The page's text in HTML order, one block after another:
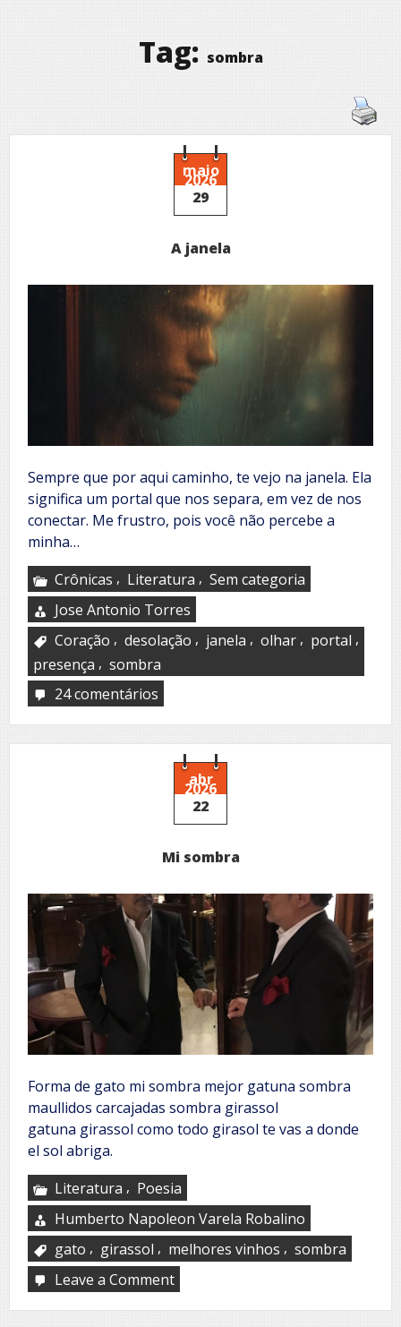
Tag: sombra
maio
2026
29
A janela
Sempre que por aqui caminho, te vejo na janela. Ela
significa um portal que nos separa, em vez de nos
conectar. Me frustro, pois você não percebe a
minha…
Crônicas , Literatura , Sem categoria
Jose Antonio Torres
Coração , desolação , janela , olhar , portal ,
presença , sombra
24 comentários
janela
abr
2026
22
Mi sombra
Forma de gato mi sombra mejor gatuna sombra
maullidos carcajadas sombra girassol
gatuna girassol como todo girasol te vas a donde
el sol abriga.
Literatura , Poesia
Humberto Napoleon Varela Robalino
gato , girassol , melhores vinhos , sombra
Leave a Commenton
sombra